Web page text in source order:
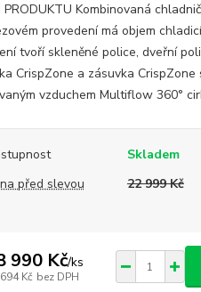
PRODUKTU Kombinovaná
provedení má objem
tvoří skleněné police, dveřní
CrispZone a zásuvka CrispZone
vzduchem Multiflow 360°
Skladem
před slevou
22 999 Kč
990 Kč/ks
Kč bez DPH